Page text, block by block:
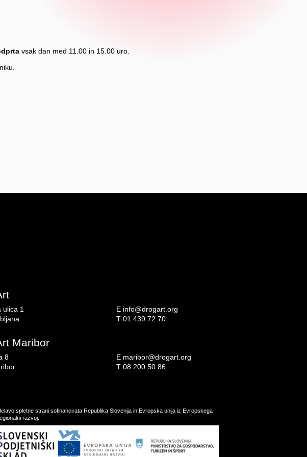
vsak dan med 11.00 in 15.00 uro.
ulica 1
E info@drogart.org
T 01 439 72 70
Maribor
8
E maribor@drogart.org
T 08 200 50 86
spletne strani sofinancirata Republika Slovenija in Evropska unija iz Evropskega
razvoj.